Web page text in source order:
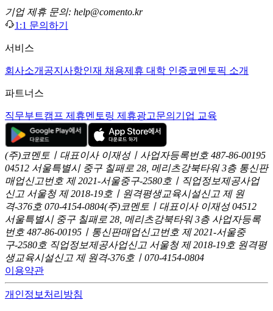
기업 제휴 문의: help@comento.kr
1:1 문의하기
서비스
회사소개 공지사항인재 채용제휴 대학 인증코멘토픽 소개
파트너스
직무부트캠프 제휴멘토링 제휴광고문의 기업 교육
(주)코멘토ㅣ대표이사 이재성ㅣ사업자등록번호 487-86-00195
04512 서울특별시 중구 칠패로 28, 메리츠강북타워 3층 통신판
매업신고번호 제 2021-서울중구-2580호ㅣ직업정보제공사업
신고 서울청 제 2018-19호ㅣ원격평생교육시설신고 제 원
격-376호 070-4154-0804(주)코멘토ㅣ대표이사 이재성 04512
서울특별시 중구 칠패로 28, 메리츠강북타워 3층 사업자등록
번호 487-86-00195ㅣ통신판매업신고번호 제 2021-서울중
구-2580호 직업정보제공사업신고 서울청 제 2018-19호 원격평
생교육시설신고 제 원격-376호ㅣ070-4154-0804
이용약관
개인정보처리방침